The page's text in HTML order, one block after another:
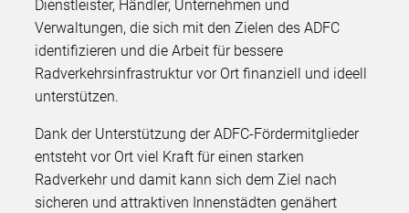
Dienstleister, Händler, Unternehmen und
Verwaltungen, die sich mit den Zielen des ADFC
identifizieren und die Arbeit für bessere
Radverkehrsinfrastruktur vor Ort finanziell und ideell
unterstützen.
Dank der Unterstützung der ADFC-Fördermitglieder
entsteht vor Ort viel Kraft für einen starken
Radverkehr und damit kann sich dem Ziel nach
sicheren und attraktiven Innenstädten genähert